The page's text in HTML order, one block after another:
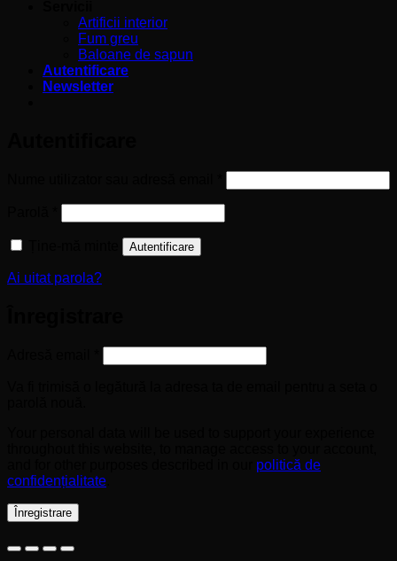
Artificii interior
Fum greu
Baloane de sapun
Autentificare
Newsletter
Autentificare
Ai uitat parola?
politică de
confidențialitate
Înregistrare